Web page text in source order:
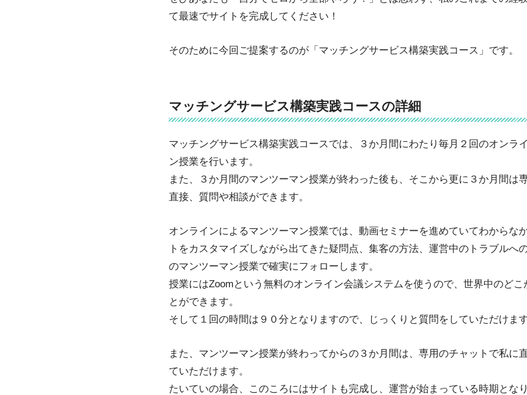
て最速でサイトを完成してください！
そのために今回ご提案するのが「マッチングサービス構築実践コース」です。
マッチングサービス構築実践コースの詳細
マッチングサービス構築実践コースでは、３か月間にわたり毎月２回のオンラ
ン授業を行います。
また、３か月間のマンツーマン授業が終わった後も、そこから更に３か月間は
直接、質問や相談ができます。
オンラインによるマンツーマン授業では、動画セミナーを進めていてわからな
トをカスタマイズしながら出てきた疑問点、集客の方法、運営中のトラブルへ
のマンツーマン授業で確実にフォローします。
授業にはZoomという無料のオンライン会議システムを使うので、世界中のどこ
とができます。
そして１回の時間は９０分となりますので、じっくりと質問をしていただけます
また、マンツーマン授業が終わってからの３か月間は、専用のチャットで私に
ていただけます。
たいていの場合、このころにはサイトも完成し、運営が始まっている時期とな